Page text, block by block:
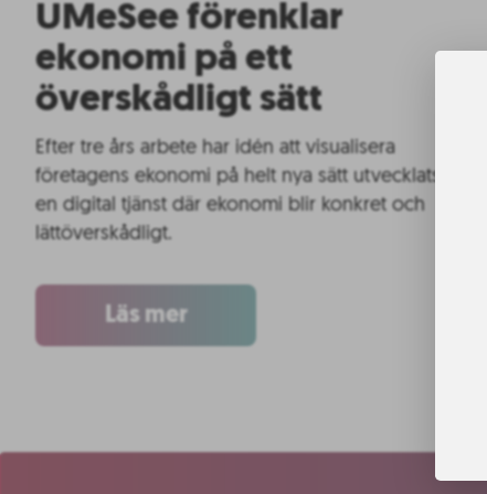
UMeSee förenklar
ekonomi på ett
överskådligt sätt
Efter tre års arbete har idén att visualisera
företagens ekonomi på helt nya sätt utvecklats till
en digital tjänst där ekonomi blir konkret och
lättöverskådligt.
Läs mer